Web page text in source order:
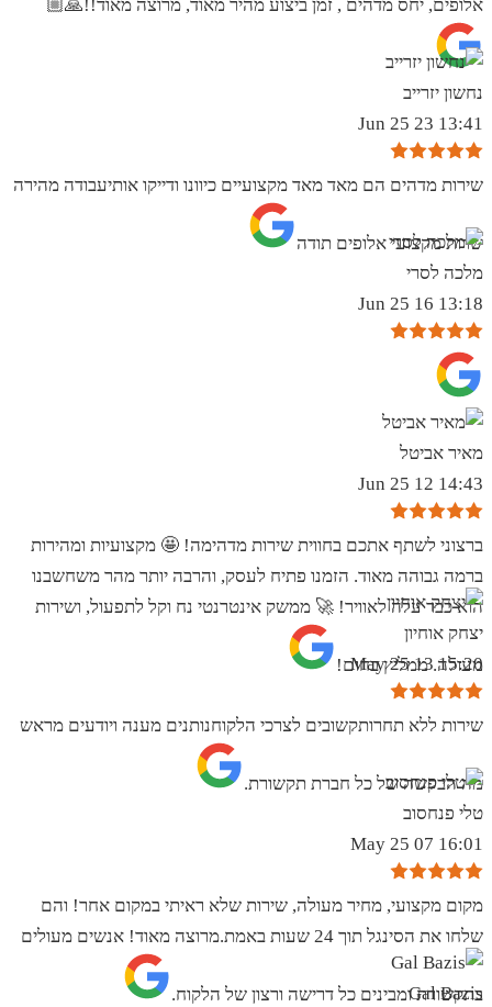
אלופים, יחס מדהים , זמן ביצוע מהיר מאוד, מרוצה מאוד!!🙏🏼
נחשון יזרייב
13:41 23 Jun 25
שירות מדהים הם מאד מאד מקצועיים כיוונו ודייקו אותיעבודה מהירה
שרות מקצועי אלופים תודה
מלכה לסרי
13:18 16 Jun 25
מאיר אביטל
14:43 12 Jun 25
ברצוני לשתף אתכם בחווית שירות מדהימה! 🤩 מקצועיות ומהירות
ברמה גבוהה מאוד. הזמנו פתיח לעסק, והרבה יותר מהר משחשבנו
הוא כבר עלה לאוויר! 🚀 ממשק אינטרנטי נח וקל לתפעול, ושירות
מעולה. ממליץ בחום!
יצחק אוחיון
15:20 13 May 25
שירות ללא תחרותקשובים לצרכי הלקוחנותנים מענה ויודעים מראש
מה הבקשה של כל חברת תקשורת.
טלי פנחסוב
16:01 07 May 25
מקום מקצועי, מחיר מעולה, שירות שלא ראיתי במקום אחר! והם
שלחו את הסינגל תוך 24 שעות באמת.מרוצה מאוד! אנשים מעולים
בתקשורת ומבינים כל דרישה ורצון של הלקוח.
Gal Bazis